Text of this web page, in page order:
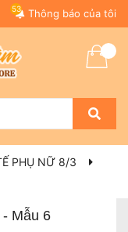
Thông báo của tôi
53
PHỤ NỮ 8/3
- Mẫu 6